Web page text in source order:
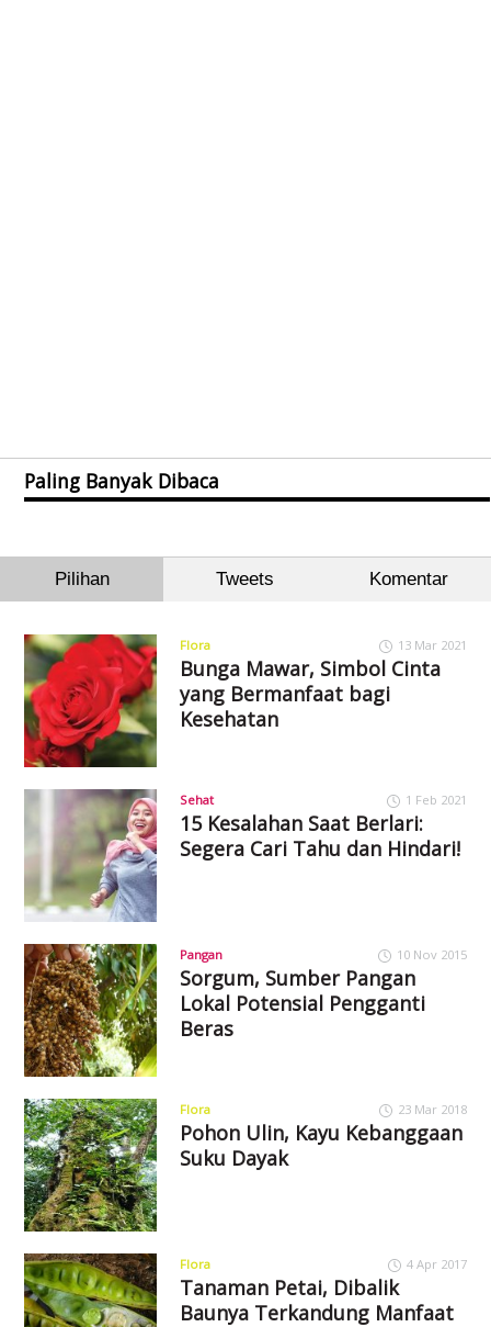
Paling Banyak Dibaca
Pilihan Tweets Komentar
Flora 13 Mar 2021
Bunga Mawar, Simbol Cinta
yang Bermanfaat bagi
Kesehatan
Sehat 1 Feb 2021
15 Kesalahan Saat Berlari:
Segera Cari Tahu dan Hindari!
Pangan 10 Nov 2015
Sorgum, Sumber Pangan
Lokal Potensial Pengganti
Beras
Flora 23 Mar 2018
Pohon Ulin, Kayu Kebanggaan
Suku Dayak
Flora 4 Apr 2017
Tanaman Petai, Dibalik
Baunya Terkandung Manfaat